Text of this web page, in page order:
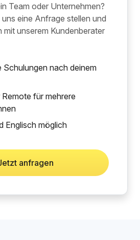
Team oder Unternehmen?
eine Anfrage stellen und
mit unserem Kundenberater
Schulungen nach deinem
für mehrere
Englisch möglich
anfragen